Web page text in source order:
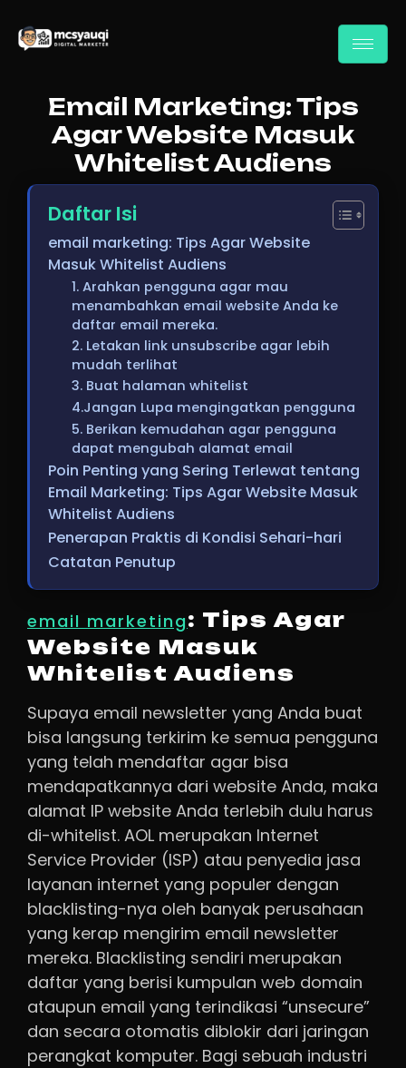
Email Marketing: Tips
Agar Website Masuk
Whitelist Audiens
Daftar Isi
email marketing: Tips Agar Website
Masuk Whitelist Audiens
1. Arahkan pengguna agar mau
menambahkan email website Anda ke
daftar email mereka.
2. Letakan link unsubscribe agar lebih
mudah terlihat
3. Buat halaman whitelist
4.Jangan Lupa mengingatkan pengguna
5. Berikan kemudahan agar pengguna
dapat mengubah alamat email
Poin Penting yang Sering Terlewat tentang
Email Marketing: Tips Agar Website Masuk
Whitelist Audiens
Penerapan Praktis di Kondisi Sehari-hari
Catatan Penutup
email marketing: Tips Agar
Website Masuk
Whitelist Audiens
Supaya email newsletter yang Anda buat
bisa langsung terkirim ke semua pengguna
yang telah mendaftar agar bisa
mendapatkannya dari website Anda, maka
alamat IP website Anda terlebih dulu harus
di-whitelist. AOL merupakan Internet
Service Provider (ISP) atau penyedia jasa
layanan internet yang populer dengan
blacklisting-nya oleh banyak perusahaan
yang kerap mengirim email newsletter
mereka. Blacklisting sendiri merupakan
daftar yang berisi kumpulan web domain
ataupun email yang terindikasi “unsecure”
dan secara otomatis diblokir dari jaringan
perangkat komputer. Bagi sebuah industri